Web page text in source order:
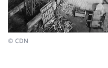
© CDN